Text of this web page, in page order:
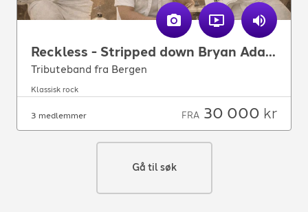
Reckless - Stripped down Bryan Adams
Tributeband fra Bergen
Klassisk rock
3 medlemmer FRA 30 000 kr
Gå til søk